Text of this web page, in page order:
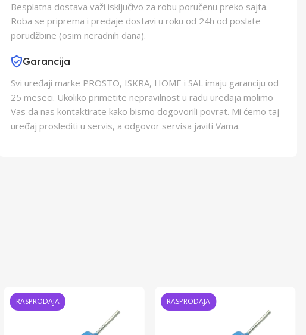
Besplatna dostava važi isključivo za robu poručenu preko sajta.
Roba se priprema i predaje dostavi u roku od 24h od poslate
porudžbine (osim neradnih dana).
Garancija
Svi uređaji marke PROSTO, ISKRA, HOME i SAL imaju garanciju od
25 meseci. Ukoliko primetite nepravilnost u radu uređaja molimo
Vas da nas kontaktirate kako bismo dogovorili povrat. Mi ćemo taj
uređaj proslediti u servis, a odgovor servisa javiti Vama.
RASPRODAJA RASPRODAJA